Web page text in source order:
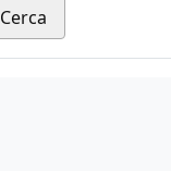
Cerca